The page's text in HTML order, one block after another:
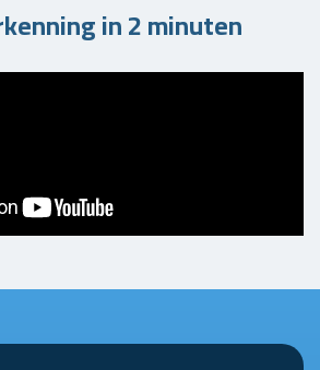
in 2 minuten